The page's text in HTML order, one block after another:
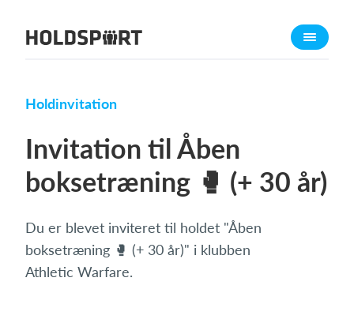
Om Holdsport
Presseomtale
Funktioner
Kontingentopkrævning
Hjemmeside
Webshop
Holdinvitation
Invitation til Åben
boksetræning 🥊 (+ 30 år)
Du er blevet inviteret til holdet "Åben
boksetræning 🥊 (+ 30 år)" i klubben
Athletic Warfare.